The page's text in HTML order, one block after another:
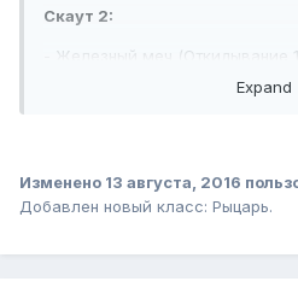
Скаут 2:
- Железный меч (Откидывание 1
Expand
Изменено 13 августа, 2016
Добавлен новый класс: Рыцарь.